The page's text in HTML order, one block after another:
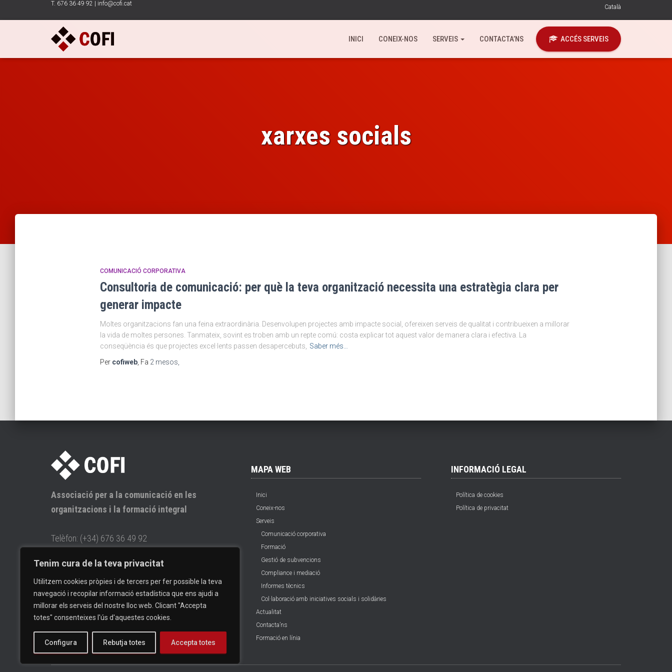
Tenim cura de la teva privacitat
Utilitzem cookies pròpies i de tercers per fer possible la teva
navegació i recopilar informació estadística que ens ajudi a
millorar els serveis del nostre lloc web. Clicant "Accepta
totes" consenteixes l'ús d'aquestes cookies.
Configura Rebutja totes Accepta totes
T. 676 36 49 92 | info@cofi.cat Català
INICI CONEIX-NOS SERVEIS CONTACTA’NS ACCÉS SERVEIS
xarxes socials
COMUNICACIÓ CORPORATIVA
Consultoria de comunicació: per què la teva organització necessita una estratègia clara per
generar impacte
Moltes organitzacions fan una feina extraordinària. Desenvolupen projectes amb impacte social, ofereixen serveis de qualitat i contribueixen a millorar
la vida de moltes persones. Tanmateix, sovint es troben amb un repte comú: costa explicar tot aquest valor de manera clara i efectiva. La
conseqüència és que projectes excel·lents passen desapercebuts,
Saber més…
Per cofiweb, Fa 2 mesos
Associació per a la comunicació en les
organitzacions i la formació integral
Telèfon: (+34) 676 36 49 92
MAPA WEB
Inici
Coneix-nos
Serveis
Comunicació corporativa
Formació
Gestió de subvencions
Compliance i mediació
Informes tècnics
Col·laboració amb iniciatives socials i solidàries
Actualitat
Contacta’ns
Formació en línia
INFORMACIÓ LEGAL
Política de cookies
Política de privacitat